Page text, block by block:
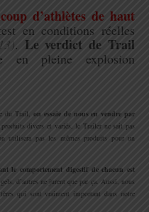
d’athlètes de haut
en conditions réelles
. Le verdict de Trail
en pleine explosion
du Trail, on essaie de nous en vendre par
divers et variés, le Trailer ne sait pas
utilisera pas les mêmes produits pour un
le comportement digestif de chacun est
d’autres ne jurent que par ça. Aussi, nous
qui sont vraiment important dans notre